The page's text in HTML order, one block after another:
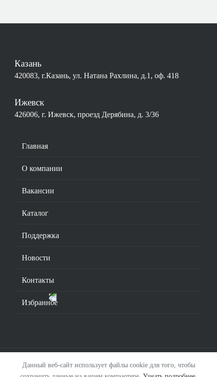
Казань
420083, г.Казань, ул. Натана Рахлина, д.1, оф. 418
Ижевск
426006, г. Ижевск, проезд Дерябина, д. 3/36
Основная
Главная
О компании
Вакансии
Каталог
Поддержка
Новости
Контакты
Избранное
© 2026. ООО «Смарт-Инжиниринг».Соглашение.
Данный веб-сайт использует файлы cookie для того, чтобы